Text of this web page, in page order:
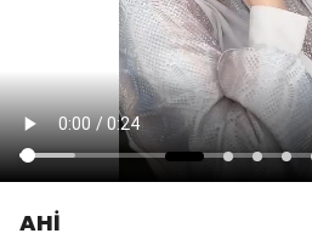
AHİ